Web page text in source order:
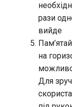
рази
вийде
на
Для